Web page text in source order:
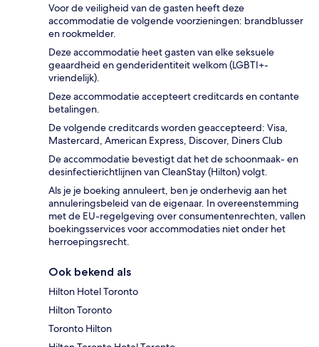
Voor de veiligheid van de gasten heeft deze
accommodatie de volgende voorzieningen: brandblusser
en rookmelder.
Deze accommodatie heet gasten van elke seksuele
geaardheid en genderidentiteit welkom (LGBTI+-
vriendelijk).
Deze accommodatie accepteert creditcards en contante
betalingen.
De volgende creditcards worden geaccepteerd: Visa,
Mastercard, American Express, Discover, Diners Club
De accommodatie bevestigt dat het de schoonmaak- en
desinfectierichtlijnen van CleanStay (Hilton) volgt.
Als je je boeking annuleert, ben je onderhevig aan het
annuleringsbeleid van de eigenaar. In overeenstemming
met de EU-regelgeving over consumentenrechten, vallen
boekingsservices voor accommodaties niet onder het
herroepingsrecht.
Ook bekend als
Hilton Hotel Toronto
Hilton Toronto
Toronto Hilton